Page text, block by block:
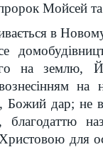
Мойсей та
в
на землю,
на
Божий дар; не
для